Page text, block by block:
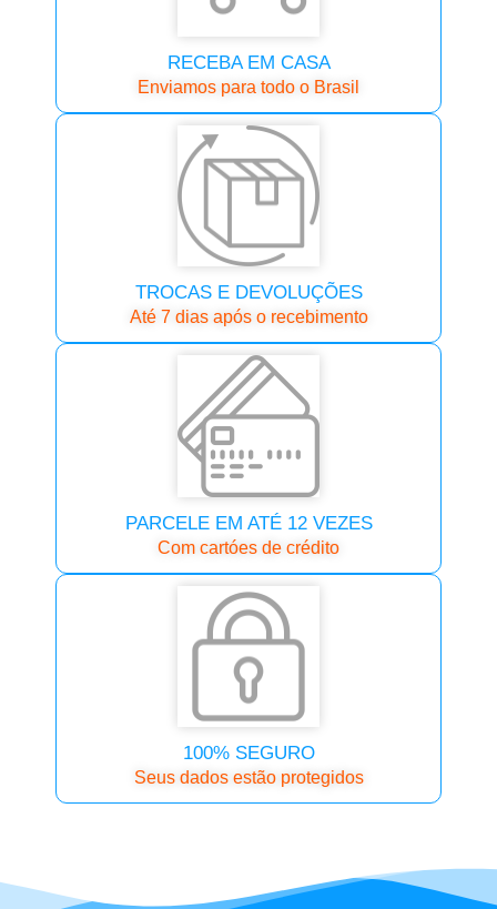
RECEBA EM CASA
Enviamos para todo o Brasil
TROCAS E DEVOLUÇÕES
Até 7 dias após o recebimento
PARCELE EM ATÉ 12 VEZES
Com cartóes de crédito
100% SEGURO
Seus dados estão protegidos